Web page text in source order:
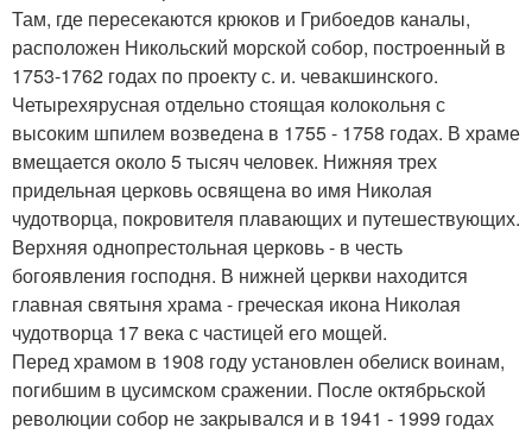
Там, где пересекаются крюков и Грибоедов каналы,
расположен Никольский морской собор, построенный в
1753-1762 годах по проекту с. и. чевакшинского.
Четырехярусная отдельно стоящая колокольня с
высоким шпилем возведена в 1755 - 1758 годах. В храме
вмещается около 5 тысяч человек. Нижняя трех
придельная церковь освящена во имя Николая
чудотворца, покровителя плавающих и путешествующих.
Верхняя однопрестольная церковь - в честь
богоявления господня. В нижней церкви находится
главная святыня храма - греческая икона Николая
чудотворца 17 века с частицей его мощей.
Перед храмом в 1908 году установлен обелиск воинам,
погибшим в цусимском сражении. После октябрьской
революции собор не закрывался и в 1941 - 1999 годах